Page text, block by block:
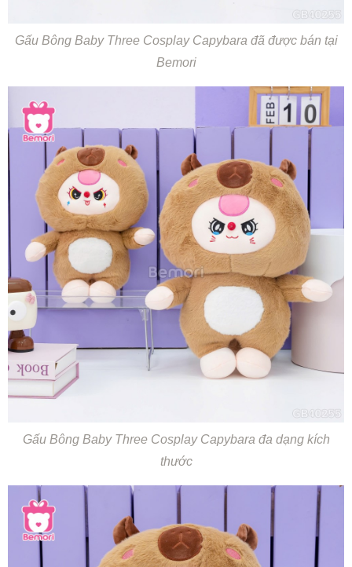
Gấu Bông Baby Three Cosplay Capybara đã được bán tại
Bemori
Gấu Bông Baby Three Cosplay Capybara đa dạng kích
thước